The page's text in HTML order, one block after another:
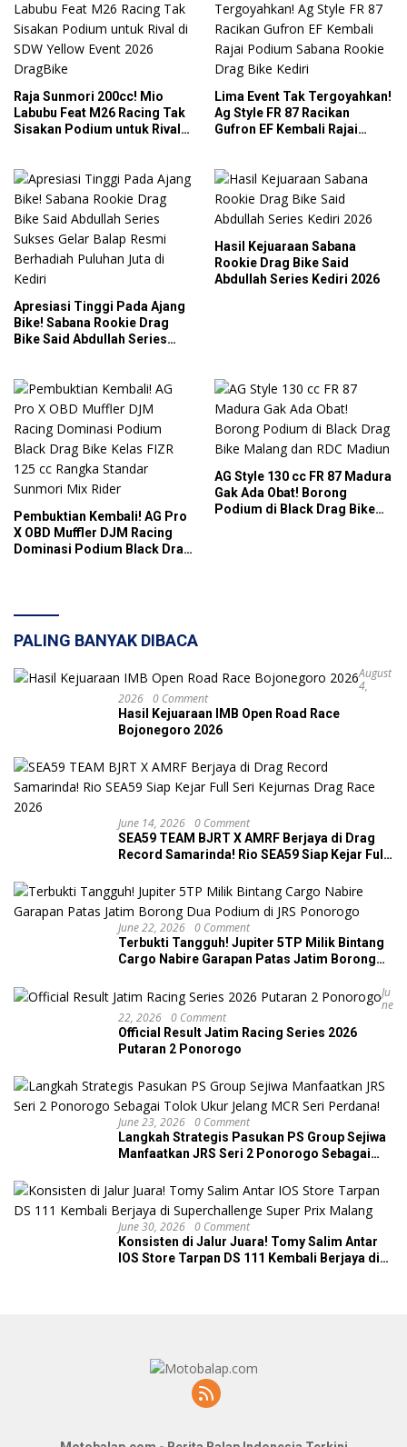
Raja Sunmori 200cc! Mio
Labubu Feat M26 Racing Tak
Sisakan Podium untuk Rival
Lima Event Tak Tergoyahkan!
Ag Style FR 87 Racikan
Gufron EF Kembali Rajai
Apresiasi Tinggi Pada Ajang
Bike! Sabana Rookie Drag
Bike Said Abdullah Series
Kediri
Hasil Kejuaraan Sabana
Rookie Drag Bike Said
Abdullah Series Kediri 2026
Pembuktian Kembali! AG Pro
X OBD Muffler DJM Racing
Dominasi Podium Black Drag
AG Style 130 cc FR 87 Madura
Gak Ada Obat! Borong
Podium di Black Drag Bike
PALING BANYAK DIBACA
August
4,
2026 0 Comment
Hasil Kejuaraan IMB Open Road Race
Bojonegoro 2026
June 14, 2026 0 Comment
SEA59 TEAM BJRT X AMRF Berjaya di Drag
Record Samarinda! Rio SEA59 Siap Kejar Full
June 22, 2026 0 Comment
Terbukti Tangguh! Jupiter 5TP Milik Bintang
Cargo Nabire Garapan Patas Jatim Borong
Ju
Ne
22, 2026 0 Comment
Official Result Jatim Racing Series 2026
Putaran 2 Ponorogo
June 23, 2026 0 Comment
Langkah Strategis Pasukan PS Group Sejiwa
Manfaatkan JRS Seri 2 Ponorogo Sebagai
June 30, 2026 0 Comment
Konsisten di Jalur Juara! Tomy Salim Antar
IOS Store Tarpan DS 111 Kembali Berjaya di